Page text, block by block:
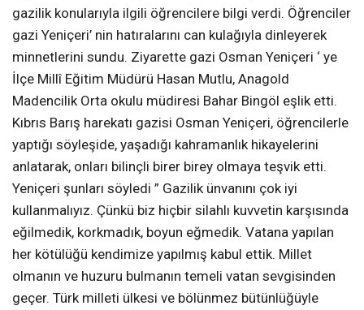
gazilik konularıyla ilgili öğrencilere bilgi verdi. Öğrenciler
gazi Yeniçeri’ nin hatıralarını can kulağıyla dinleyerek
minnetlerini sundu. Ziyarette gazi Osman Yeniçeri ‘ ye
İlçe Millî Eğitim Müdürü Hasan Mutlu, Anagold
Madencilik Orta okulu müdiresi Bahar Bingöl eşlik etti.
Kıbrıs Barış harekatı gazisi Osman Yeniçeri, öğrencilerle
yaptığı söyleşide, yaşadığı kahramanlık hikayelerini
anlatarak, onları bilinçli birer birey olmaya teşvik etti.
Yeniçeri şunları söyledi ” Gazilik ünvanını çok iyi
kullanmalıyız. Çünkü biz hiçbir silahlı kuvvetin karşısında
eğilmedik, korkmadık, boyun eğmedik. Vatana yapılan
her kötülüğü kendimize yapılmış kabul ettik. Millet
olmanın ve huzuru bulmanın temeli vatan sevgisinden
geçer. Türk milleti ülkesi ve bölünmez bütünlüğüyle